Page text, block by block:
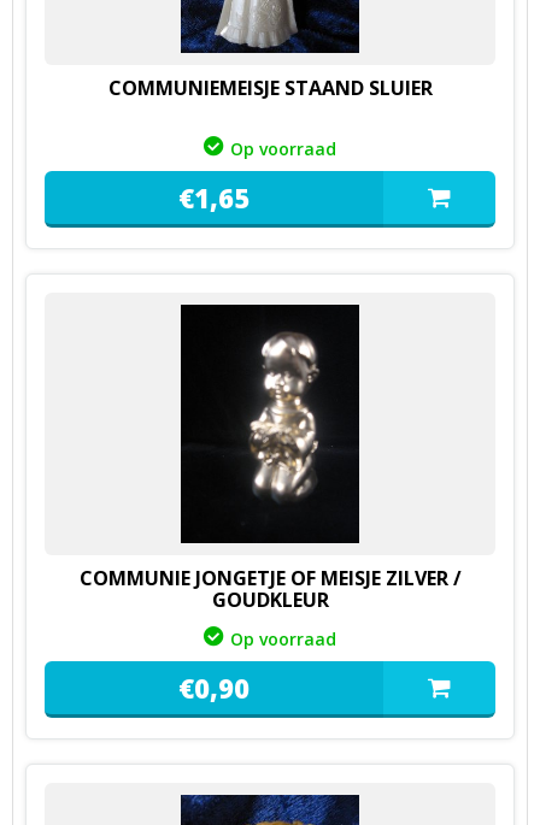
COMMUNIEMEISJE STAAND SLUIER
Op voorraad
€1,65
COMMUNIE JONGETJE OF MEISJE ZILVER /
GOUDKLEUR
Op voorraad
€0,90